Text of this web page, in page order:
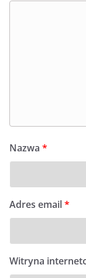
Nazwa *
Adres email*
Witryna